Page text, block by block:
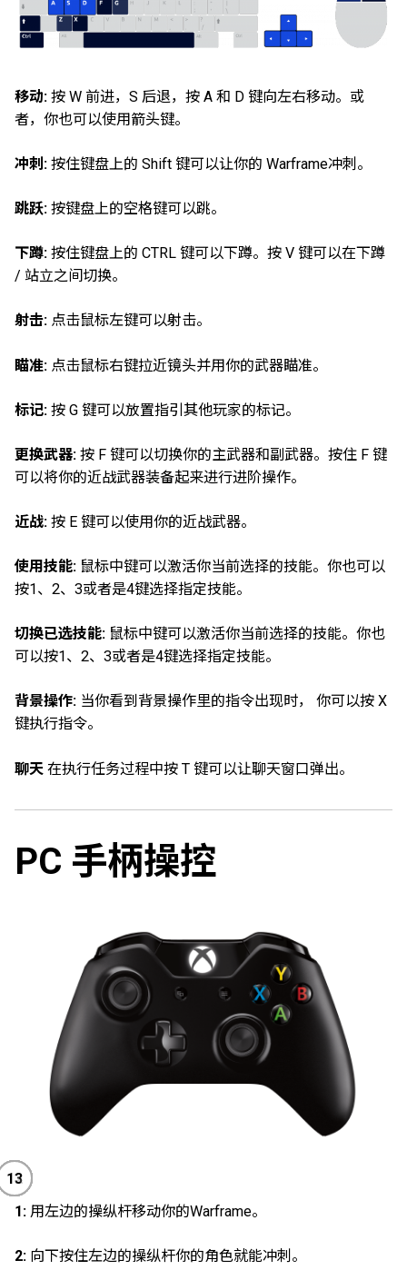
移动: 按 W 前进，S 后退，按 A 和 D 键向左右移动。或
者，你也可以使用箭头键。
冲刺: 按住键盘上的 Shift 键可以让你的 Warframe冲刺。
跳跃: 按键盘上的空格键可以跳。
下蹲: 按住键盘上的 CTRL 键可以下蹲。按 V 键可以在下蹲
/ 站立之间切换。
射击: 点击鼠标左键可以射击。
瞄准: 点击鼠标右键拉近镜头并用你的武器瞄准。
标记: 按 G 键可以放置指引其他玩家的标记。
更换武器: 按 F 键可以切换你的主武器和副武器。按住 F 键
可以将你的近战武器装备起来进行进阶操作。
近战: 按 E 键可以使用你的近战武器。
使用技能: 鼠标中键可以激活你当前选择的技能。你也可以
按1、2、3或者是4键选择指定技能。
切换已选技能: 鼠标中键可以激活你当前选择的技能。你也
可以按1、2、3或者是4键选择指定技能。
背景操作: 当你看到背景操作里的指令出现时， 你可以按 X
键执行指令。
聊天 在执行任务过程中按 T 键可以让聊天窗口弹出。
PC 手柄操控
1
你的Warframe。
2
杆你的角色就能冲
3
的操縱桿來控制
4
5Warframe 跳。
6
，它可以用来启动
7库储物柜，或者复
8和长枪中切换。
9
按上键可以创建一
你的感情表达和仓
10，在跑的时候按住
11时按住左扳机可以
12
能菜单。
13用近战武器时阻挡
1: 用左边的操纵杆移动你的Warframe。
2: 向下按住左边的操纵杆你的角色就能冲刺。